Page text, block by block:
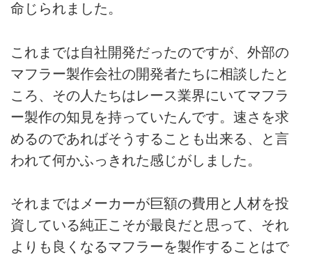
命じられました。
これまでは自社開発だったのですが、外部の
マフラー製作会社の開発者たちに相談したと
ころ、その人たちはレース業界にいてマフラ
ー製作の知見を持っていたんです。速さを求
めるのであればそうすることも出来る、と言
われて何かふっきれた感じがしました。
それまではメーカーが巨額の費用と人材を投
資している純正こそが最良だと思って、それ
よりも良くなるマフラーを製作することはで